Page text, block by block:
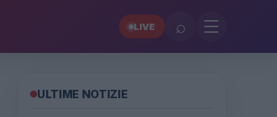
LIVE ⌕
ULTIME NOTIZIE